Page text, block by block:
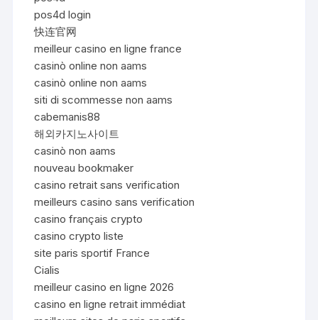
pos4d login
快连官网
meilleur casino en ligne france
casinò online non aams
casinò online non aams
siti di scommesse non aams
cabemanis88
해외카지노사이트
casinò non aams
nouveau bookmaker
casino retrait sans verification
meilleurs casino sans verification
casino français crypto
casino crypto liste
site paris sportif France
Cialis
meilleur casino en ligne 2026
casino en ligne retrait immédiat